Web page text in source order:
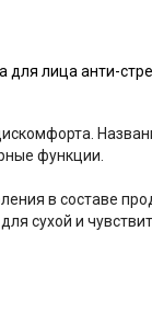
для лица анти-
функции.
в составе
сухой и